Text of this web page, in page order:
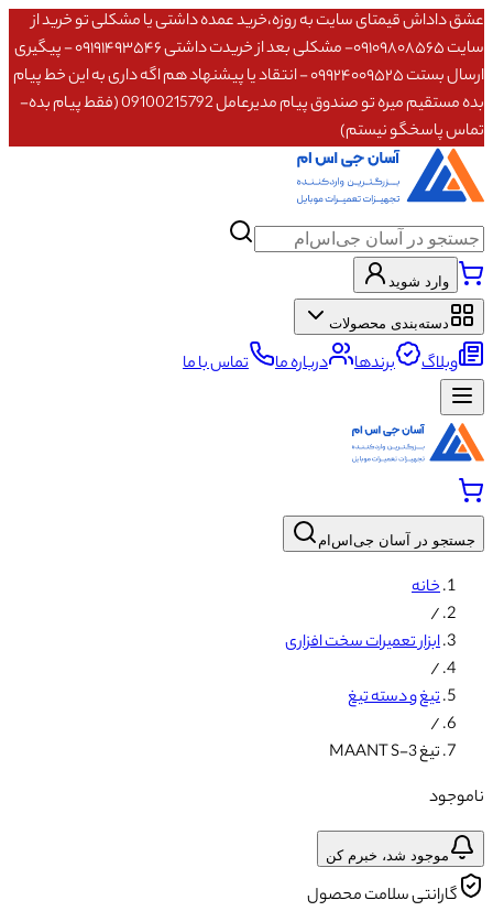
عشق داداش قیمتای سایت به روزه،خرید عمده داشتی یا مشکلی تو خرید از
سایت ۰۹۱۰۹۸۰۸۵۶۵- مشکلی بعد از خریدت داشتی ۰۹۱۹۱۴۹۳۵۴۶ - پیگیری
ارسال بستت ۰۹۹۲۴۰۰۹۵۲۵ - انتقاد یا پیشنهاد هم اگه داری به این خط پیام
بده مستقیم میره تو صندوق پیام مدیرعامل 09100215792 (فقط پیام بده-
تماس پاسخگو نیستم)
وارد شوید
دسته‌بندی محصولات
وبلاگ برندها درباره ما تماس با ما
جستجو در آسان جی‌اس‌ام
خانه
/
ابزار تعمیرات سخت افزاری
/
تیغ و دسته تیغ
/
تیغ MAANT S-3
ناموجود
موجود شد، خبرم کن
گارانتی سلامت محصول